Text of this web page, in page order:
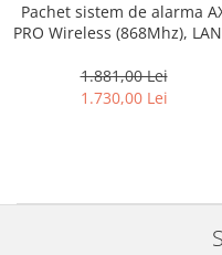
Pachet sistem de alarma
PRO Wireless (868Mhz),
– HIKVISION
1.881,00 Lei
1.730,00 Lei